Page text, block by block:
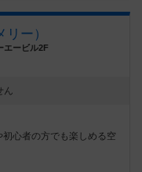
ー）
エービル2F
ん
心者の方でも楽しめる空